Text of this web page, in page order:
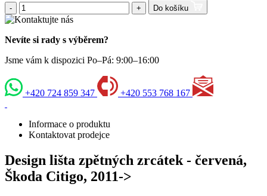
- + Do košíku
Nevíte si rady s výběrem?
Jsme vám k dispozici Po–Pá: 9:00–16:00
+420 724 859 347 +420 553 768 167
Informace o produktu
Kontaktovat prodejce
Design lišta zpětných zrcátek - červená,
Škoda Citigo, 2011->